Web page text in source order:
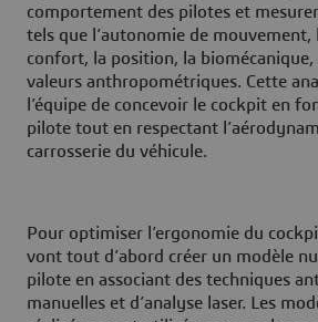
comportement des pilotes et
tels que l’autonomie de mouvement,
confort, la position, la biomécanique,
valeurs anthropométriques. Cette
l’équipe de concevoir le cockpit en
pilote tout en respectant
carrosserie du véhicule.
Pour optimiser l’ergonomie du
vont tout d’abord créer un modèle
pilote en associant des techniques
manuelles et d’analyse laser. Les